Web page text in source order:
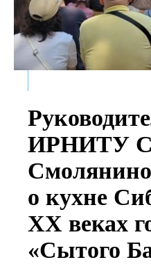
ИРНИТУ
о кухне
XX веках
«Сытого